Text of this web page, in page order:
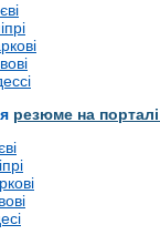
резюме на